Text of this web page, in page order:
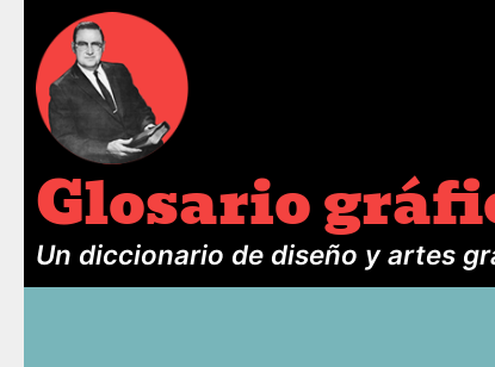
Glosario
Un diccionario de diseño y artes